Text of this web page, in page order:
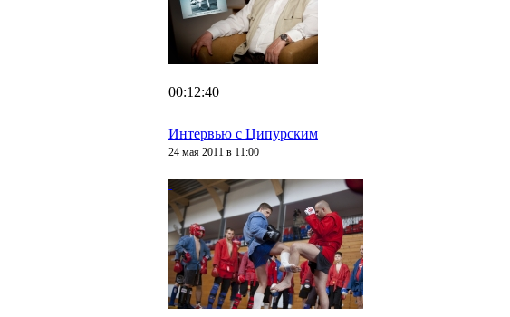
00:12:40
Интервью с Ципурским
24 мая 2011 в 11:00